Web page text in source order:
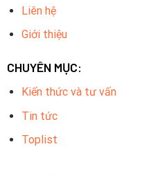
Liên hệ
Giới thiệu
CHUYÊN MỤC:
Kiến thức và tư vấn
Tin tức
Toplist